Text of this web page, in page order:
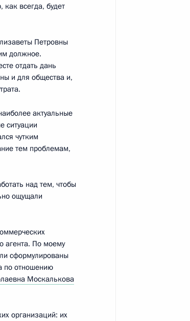
с рабочим
всегда, будет
Петровны
должное.
отдать дань
и для общества и,
актуальные
ситуации
чутким
тем проблемам,
над тем, чтобы
ощущали
агента. По моему
сформулированы
по отношению
Москалькова
организаций: их